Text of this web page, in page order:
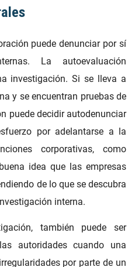
puede denunciar por sí
La autoevaluación
investigación. Si se lleva a
y se encuentran pruebas de
puede decidir autodenunciar
por adelantarse a la
corporativas, como
idea que las empresas
de lo que se descubra
interna.
también puede ser
autoridades cuando una
por parte de un